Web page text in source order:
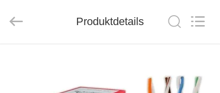
PRODUKTE
LTD.
Produktdetails